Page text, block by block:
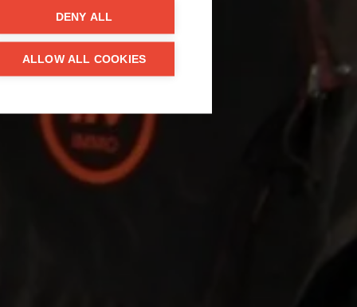
DENY ALL
ALLOW ALL COOKIES